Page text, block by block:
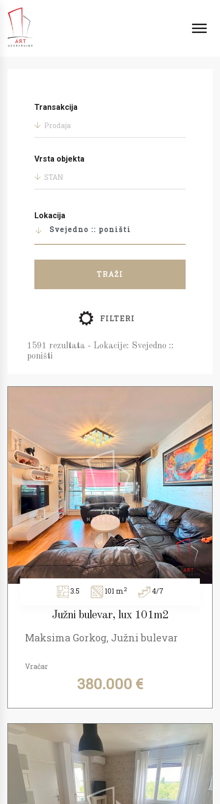
Transakcija
Prodaja
Vrsta objekta
STAN
Lokacija
Svejedno :: poništi
TRAŽI
FILTERI
1591 rezultata - Lokacije: Svejedno ::
poništi
3.5 101 m2 4/7
Južni bulevar, lux 101m2
Maksima Gorkog, Južni bulevar
Vračar
380.000 €